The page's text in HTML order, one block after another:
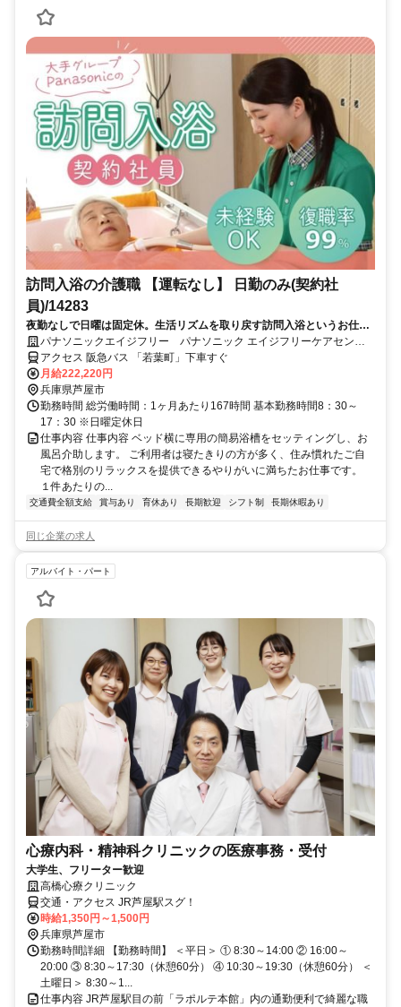
訪問入浴の介護職 【運転なし】 日勤のみ(契約社
員)/14283
夜勤なしで日曜は固定休。生活リズムを取り戻す訪問入浴というお仕
事。未経験でも大丈夫。専任トレーナーがあなたのペースに合わせ優し
く教えます。従業員専用駐車場あり・車通勤可
パナソニックエイジフリー パナソニック エイジフリーケアセンタ
ー芦屋浜・訪問入浴
アクセス 阪急バス 「若葉町」下車すぐ
月給222,220円
兵庫県芦屋市
勤務時間 総労働時間：1ヶ月あたり167時間 基本勤務時間8：30～
17：30 ※日曜定休日
仕事内容 仕事内容 ベッド横に専用の簡易浴槽をセッティングし、お
風呂介助します。 ご利用者は寝たきりの方が多く、住み慣れたご自
宅で格別のリラックスを提供できるやりがいに満ちたお仕事です。
１件あたりの...
交通費全額支給 賞与あり 育休あり 長期歓迎 シフト制 長期休暇あり
同じ企業の求人
アルバイト・パート
心療内科・精神科クリニックの医療事務・受付
大学生、フリーター歓迎
高橋心療クリニック
交通・アクセス JR芦屋駅スグ！
時給1,350円～1,500円
兵庫県芦屋市
勤務時間詳細 【勤務時間】 ＜平日＞ ① 8:30～14:00 ② 16:00～
20:00 ③ 8:30～17:30（休憩60分） ④ 10:30～19:30（休憩60分） ＜
土曜日＞ 8:30～1...
仕事内容 JR芦屋駅目の前「ラポルテ本館」内の通勤便利で綺麗な職